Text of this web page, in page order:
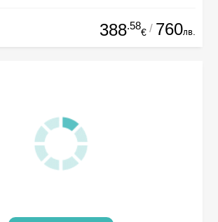
388.58
€ / 760лв.